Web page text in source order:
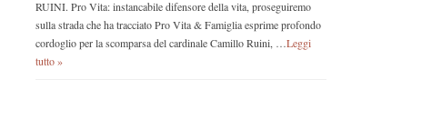
RUINI. Pro Vita: instancabile difensore della vita, proseguiremo
sulla strada che ha tracciato Pro Vita & Famiglia esprime profondo
cordoglio per la scomparsa del cardinale Camillo Ruini, … Leggi
tutto »